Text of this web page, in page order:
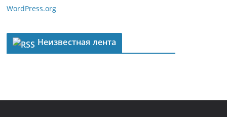
WordPress.org
Неизвестная лента